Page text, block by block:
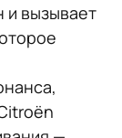
и вызывает